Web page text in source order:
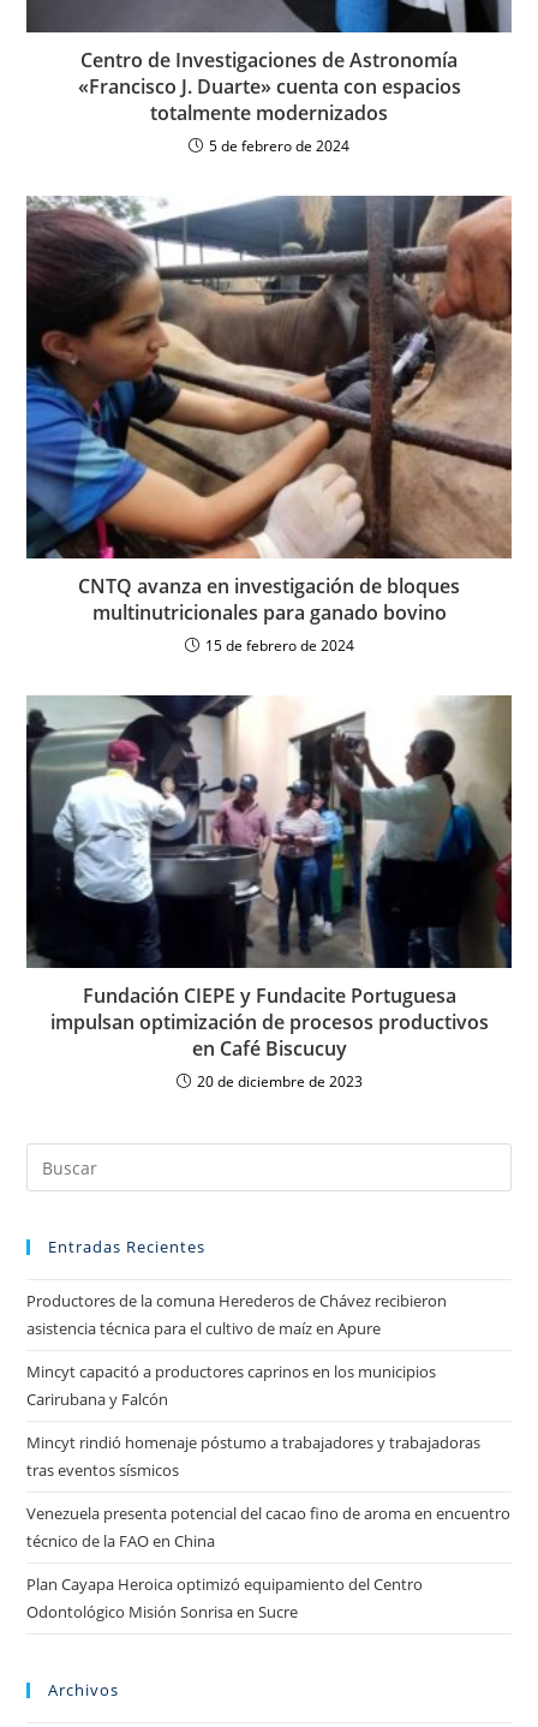
Centro de Investigaciones de Astronomía
«Francisco J. Duarte» cuenta con espacios
totalmente modernizados
5 de febrero de 2024
CNTQ avanza en investigación de bloques
multinutricionales para ganado bovino
15 de febrero de 2024
Fundación CIEPE y Fundacite Portuguesa
impulsan optimización de procesos productivos
en Café Biscucuy
20 de diciembre de 2023
Entradas Recientes
Productores de la comuna Herederos de Chávez recibieron
asistencia técnica para el cultivo de maíz en Apure
Mincyt capacitó a productores caprinos en los municipios
Carirubana y Falcón
Mincyt rindió homenaje póstumo a trabajadores y trabajadoras
tras eventos sísmicos
Venezuela presenta potencial del cacao fino de aroma en encuentro
técnico de la FAO en China
Plan Cayapa Heroica optimizó equipamiento del Centro
Odontológico Misión Sonrisa en Sucre
Archivos